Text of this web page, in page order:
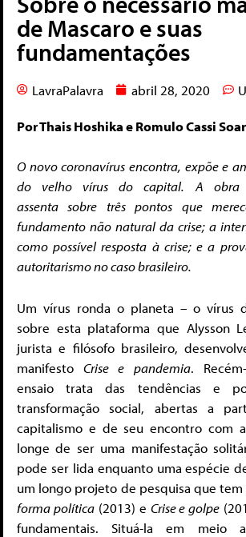
de Mascaro e suas
fundamentações
LavraPalavra abril 28, 2020
Por Thais Hoshika e Romulo Cassi
O novo coronavírus encontra, expõe e
do velho vírus do capital. A obra
assenta sobre três pontos que
fundamento não natural da crise; a
como possível resposta à crise; e a
autoritarismo no caso brasileiro.
Um vírus ronda o planeta – o vírus
sobre esta plataforma que Alysson
jurista e filósofo brasileiro,
manifestoCrise e pandemia.
ensaio trata das tendências e
transformação social, abertas a
capitalismo e de seu encontro com
longe de ser uma manifestação
pode ser lida enquanto uma espécie
um longo projeto de pesquisa que tem
forma política(2013) e Crise e golpe
fundamentais. Situá-la em meio